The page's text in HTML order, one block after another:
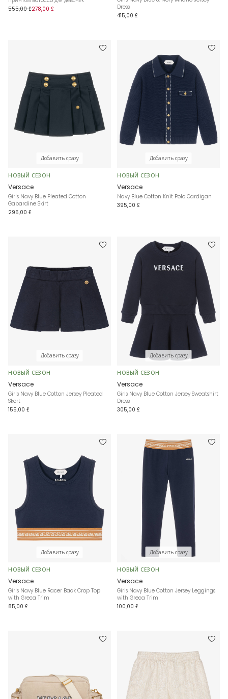
555,00 £278,00 £
Dress
415,00 £
Добавить сразу
НОВЫЙ СЕЗОН
Versace
Girls Navy Blue Pleated Cotton
Gabardine Skirt
295,00 £
Добавить сразу
НОВЫЙ СЕЗОН
Versace
Navy Blue Cotton Knit Polo Cardigan
395,00 £
Добавить сразу
НОВЫЙ СЕЗОН
Versace
Girls Navy Blue Cotton Jersey Pleated
Skort
155,00 £
Добавить сразу
НОВЫЙ СЕЗОН
Versace
Girls Navy Blue Cotton Jersey Sweatshirt
Dress
305,00 £
Добавить сразу
НОВЫЙ СЕЗОН
Versace
Girls Navy Blue Racer Back Crop Top
with Greca Trim
85,00 £
Добавить сразу
НОВЫЙ СЕЗОН
Versace
Girls Navy Blue Cotton Jersey Leggings
with Greca Trim
100,00 £